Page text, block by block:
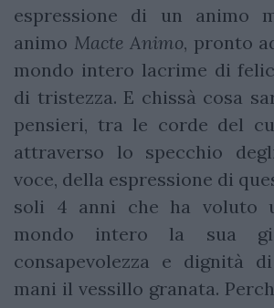
espressione di un animo
animo Macte Animo, pronto
mondo intero lacrime di
di tristezza. E chissà cosa
pensieri, tra le corde del
attraverso lo specchio
voce, della espressione di
soli 4 anni che ha voluto
mondo intero la sua
consapevolezza e dignità
mani il vessillo granata.